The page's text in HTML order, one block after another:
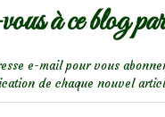
à ce blog
e-mail pour vous
de chaque nouvel